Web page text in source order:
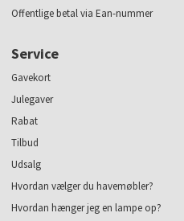
Offentlige betal via Ean-nummer
Service
Gavekort
Julegaver
Rabat
Tilbud
Udsalg
Hvordan vælger du havemøbler?
Hvordan hænger jeg en lampe op?